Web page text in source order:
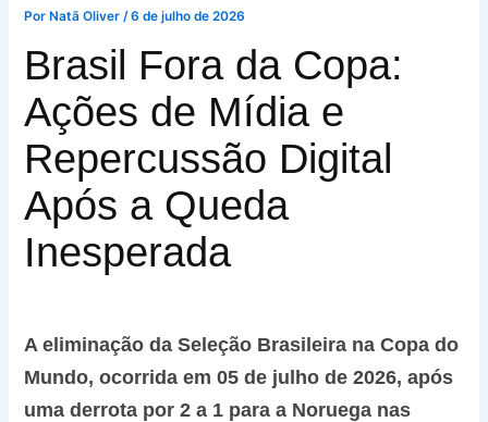
Por Natã Oliver/6 de julho de 2026
Brasil Fora da Copa:
Ações de Mídia e
Repercussão Digital
Após a Queda
Inesperada
A eliminação da Seleção Brasileira na Copa do
Mundo, ocorrida em 05 de julho de 2026, após
uma derrota por 2 a 1 para a Noruega nas